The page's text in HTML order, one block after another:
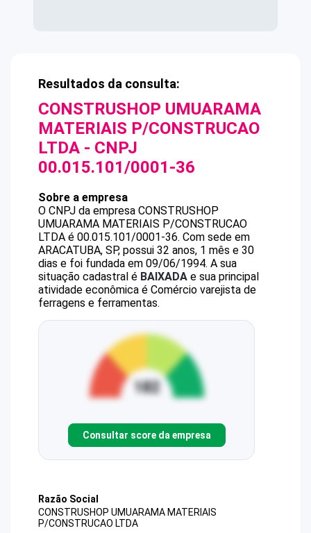
Resultados da consulta:
CONSTRUSHOP UMUARAMA
MATERIAIS P/CONSTRUCAO
LTDA - CNPJ
00.015.101/0001-36
Sobre a empresa
O CNPJ da empresa CONSTRUSHOP
UMUARAMA MATERIAIS P/CONSTRUCAO
LTDA é 00.015.101/0001-36. Com sede em
ARACATUBA, SP, possui 32 anos, 1 mês e 30
dias e foi fundada em 09/06/1994. A sua
situação cadastral é BAIXADA e sua principal
atividade econômica é Comércio varejista de
ferragens e ferramentas.
Consultar score da empresa
Razão Social
CONSTRUSHOP UMUARAMA MATERIAIS
P/CONSTRUCAO LTDA